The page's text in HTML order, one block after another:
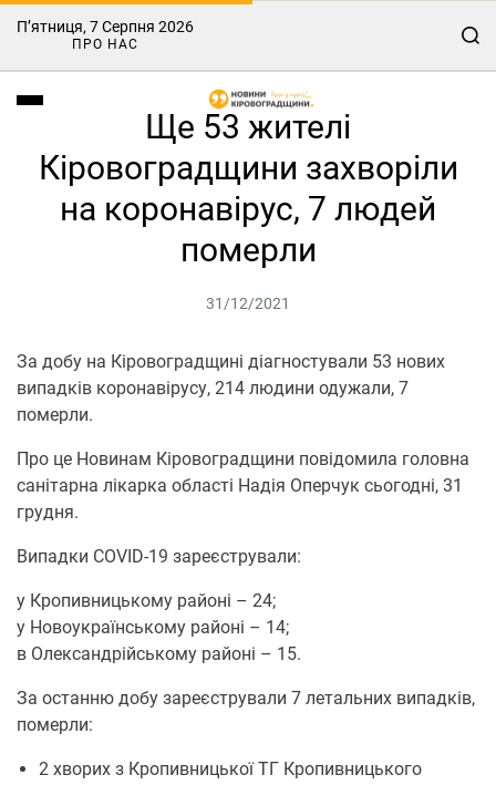
П’ятниця, 7 Серпня 2026
ПРО НАС
Ще 53 жителі
Кіровоградщини захворіли
на коронавірус, 7 людей
померли
31/12/2021
За добу на Кіровоградщині діагностували 53 нових
випадків коронавірусу, 214 людини одужали, 7
померли.
Про це Новинам Кіровоградщини повідомила головна
санітарна лікарка області Надія Оперчук сьогодні, 31
грудня.
Випадки COVID-19 зареєстрували:
у Кропивницькому районі – 24;
у Новоукраїнському районі – 14;
в Олександрійському районі – 15.
За останню добу зареєстрували 7 летальних випадків,
померли:
2 хворих з Кропивницької ТГ Кропивницького